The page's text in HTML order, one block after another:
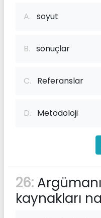
A. soyut
B. sonuçlar
C. Referanslar
D. Metodoloji
26:
kaynakları